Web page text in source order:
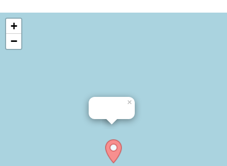
×
+
−